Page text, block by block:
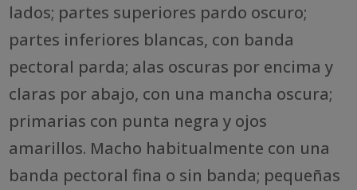
lados; partes superiores pardo oscuro;
partes inferiores blancas, con banda
pectoral parda; alas oscuras por encima y
claras por abajo, con una mancha oscura;
primarias con punta negra y ojos
amarillos. Macho habitualmente con una
banda pectoral fina o sin banda; pequeñas